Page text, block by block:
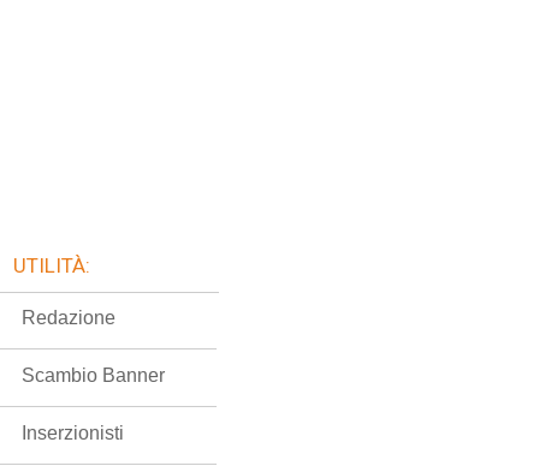
UTILITÀ:
Redazione
Scambio Banner
Inserzionisti